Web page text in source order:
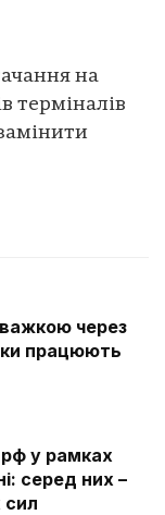
на
терміналів
через
працюють
у рамках
серед них –
сил